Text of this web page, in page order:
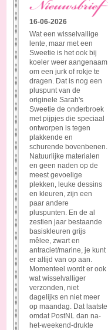
16-06-2026
Wat een wisselvallige
lente, maar met een
Sweetie is het ook bij
koeler weer aangenaam
om een jurk of rokje te
dragen. Dat is nog een
pluspunt van de
originele Sarah's
Sweetie de onderbroek
met pijpjes die speciaal
ontworpen is tegen
plakkende en
schurende bovenbenen.
Natuurlijke materialen
en geen naden op de
meest gevoelige
plekken, leuke dessins
en kleuren, zijn een
paar andere
pluspunten. En de al
zestien jaar bestaande
basiskleuren grijs
mêlee, zwart en
antraciet/marine, je kunt
er altijd van op aan.
Momenteel wordt er ook
wat wisselvalliger
verzonden, niet
dagelijks en niet meer
op maandag. Dat laatste
omdat PostNL dan na-
het-weekend-drukte